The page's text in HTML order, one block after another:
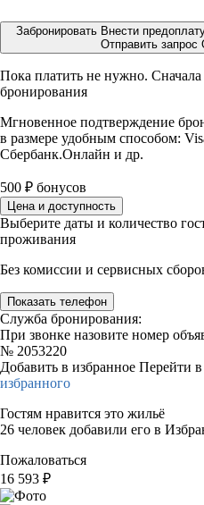
Забронировать Внести
Отправить запрос
Пока платить не нужно.
бронирования
Мгновенное подтверждение
в размере удобным способом:
Сбербанк.Онлайн и др.
500 ₽ бонусов
Цена и доступность
Выберите даты и количество
проживания
Без комиссии и сервисных
Показать телефон
Служба бронирования:
При звонке назовите номер
№ 2053220
Добавить в избранное Перейти
избранного
Гостям нравится это жильё
26 человек добавили его в
Пожаловаться
16 593 ₽